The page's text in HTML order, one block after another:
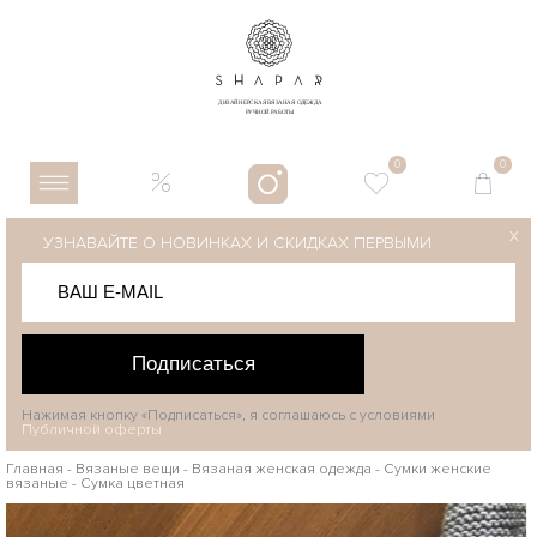
0 0
УЗНАВАЙТЕ О НОВИНКАХ И СКИДКАХ ПЕРВЫМИ
Подписаться
X
Нажимая кнопку «Подписаться», я соглашаюсь с условиями
Публичной оферты
Главная - Вязаные вещи - Вязаная женская одежда - Сумки женские
вязаные - Сумка цветная